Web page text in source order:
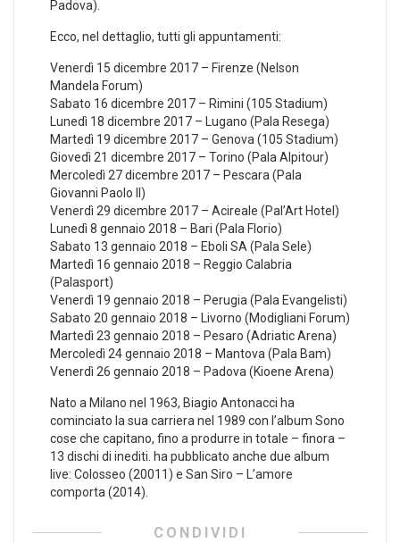
Padova).
Ecco, nel dettaglio, tutti gli appuntamenti:
Venerdì 15 dicembre 2017 – Firenze (Nelson
Mandela Forum)
Sabato 16 dicembre 2017 – Rimini (105 Stadium)
Lunedì 18 dicembre 2017 – Lugano (Pala Resega)
Martedì 19 dicembre 2017 – Genova (105 Stadium)
Giovedì 21 dicembre 2017 – Torino (Pala Alpitour)
Mercoledì 27 dicembre 2017 – Pescara (Pala
Giovanni Paolo II)
Venerdì 29 dicembre 2017 – Acireale (Pal’Art Hotel)
Lunedì 8 gennaio 2018 – Bari (Pala Florio)
Sabato 13 gennaio 2018 – Eboli SA (Pala Sele)
Martedì 16 gennaio 2018 – Reggio Calabria
(Palasport)
Venerdì 19 gennaio 2018 – Perugia (Pala Evangelisti)
Sabato 20 gennaio 2018 – Livorno (Modigliani Forum)
Martedì 23 gennaio 2018 – Pesaro (Adriatic Arena)
Mercoledì 24 gennaio 2018 – Mantova (Pala Bam)
Venerdì 26 gennaio 2018 – Padova (Kioene Arena)
Nato a Milano nel 1963, Biagio Antonacci ha
cominciato la sua carriera nel 1989 con l’album Sono
cose che capitano, fino a produrre in totale – finora –
13 dischi di inediti. ha pubblicato anche due album
live: Colosseo (20011) e San Siro – L’amore
comporta (2014).
CONDIVIDI